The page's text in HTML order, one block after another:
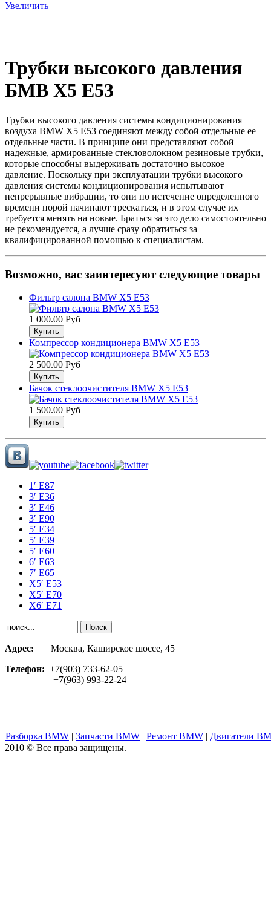
Увеличить
Трубки высокого давления
БМВ Х5 Е53
Трубки высокого давления системы кондиционирования
воздуха BMW Х5 Е53 соединяют между собой отдельные ее
отдельные части. В принципе они представляют собой
надежные, армированные стекловолокном резиновые трубки,
которые способны выдерживать достаточно высокое
давление. Поскольку при эксплуатации трубки высокого
давления системы кондиционирования испытывают
непрерывные вибрации, то они по истечение определенного
времени порой начинают трескаться, и в этом случае их
требуется менять на новые. Браться за это дело самостоятельно
не рекомендуется, а лучше сразу обратиться за
квалифицированной помощью к специалистам.
Возможно, вас заинтересуют следующие товары
Фильтр салона BMW X5 E53
1 000.00 Руб
Компрессор кондиционера BMW X5 E53
2 500.00 Руб
Бачок стеклоочистителя BMW X5 E53
1 500.00 Руб
1′ E87
3′ E36
3′ E46
3′ E90
5′ E34
5′ E39
5′ E60
6′ E63
7′ E65
Х5′ E53
X5′ E70
X6′ E71
Адрес: Москва, Каширское шоссе, 45
Телефон: +7(903) 733-62-05
+7(963) 993-22-24
Разборка BMW | Запчасти BMW | Ремонт BMW | Двигатели
2010 © Все права защищены.